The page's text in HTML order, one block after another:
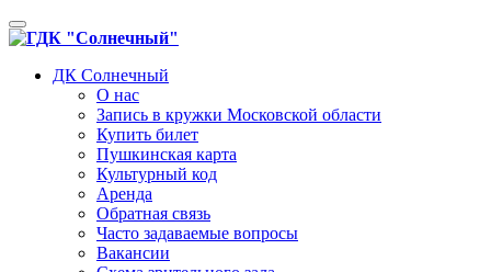
Toggle
navigation
ДК Солнечный
О нас
Запись в кружки Московской области
Купить билет
Пушкинская карта
Культурный код
Аренда
Обратная связь
Часто задаваемые вопросы
Вакансии